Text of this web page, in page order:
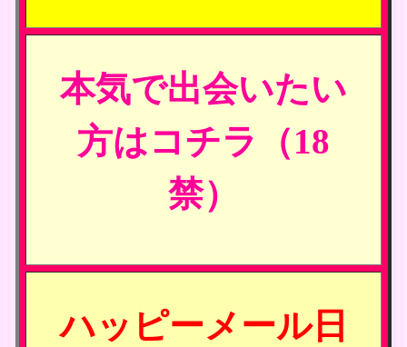
本気で出会いたい
方はコチラ（18
禁）
ハッピーメール日